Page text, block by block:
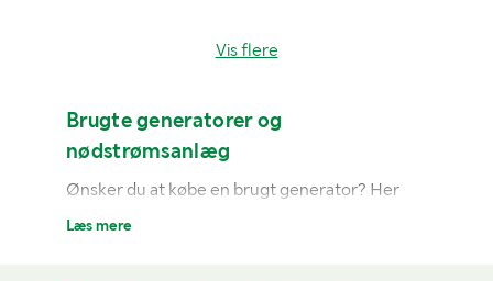
Vis flere
Brugte generatorer og
nødstrømsanlæg
Ønsker du at købe en brugt generator? Her
finder du alle generatorer, som er til salg lige
Læs mere